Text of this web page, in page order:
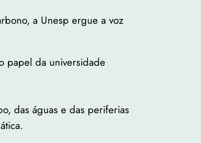
a Unesp ergue a voz
papel da universidade
das águas e das periferias